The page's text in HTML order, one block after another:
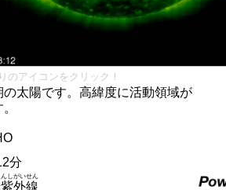
のアイコンをクリック！
の太陽です。高緯度に活動領域が
分
外線
んしがいせん